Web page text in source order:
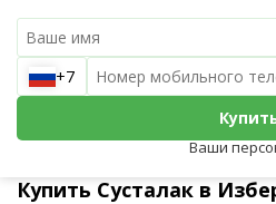
Купить Сусталак в
+7
Ваши